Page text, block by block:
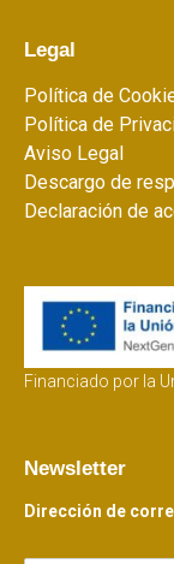
Legal
Política de
Política de
Aviso Legal
Descargo de
Declaración de
Financiado por la
Newsletter
Dirección de